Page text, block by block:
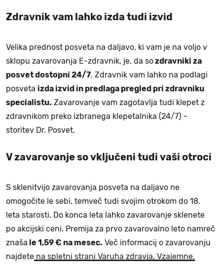
Zdravnik vam lahko izda tudi izvid
Velika prednost posveta na daljavo, ki vam je na voljo v
sklopu zavarovanja E-zdravnik, je, da sozdravniki za
posvet dostopni 24/7. Zdravnik vam lahko na podlagi
posveta izda izvid in predlaga pregled pri zdravniku
specialistu. Zavarovanje vam zagotavlja tudi klepet z
zdravnikom preko izbranega klepetalnika (24/7) –
storitev Dr. Posvet.
V zavarovanje so vključeni tudi vaši otroci
S sklenitvijo zavarovanja posveta na daljavo ne
omogočite le sebi, temveč tudi svojim otrokom do 18.
leta starosti. Do konca leta lahko zavarovanje sklenete
po akcijski ceni. Premija za prvo zavarovalno leto namreč
znaša le 1,59 € na mesec. Več informacij o zavarovanju
najdete na spletni strani Varuha zdravja, Vzajemne.